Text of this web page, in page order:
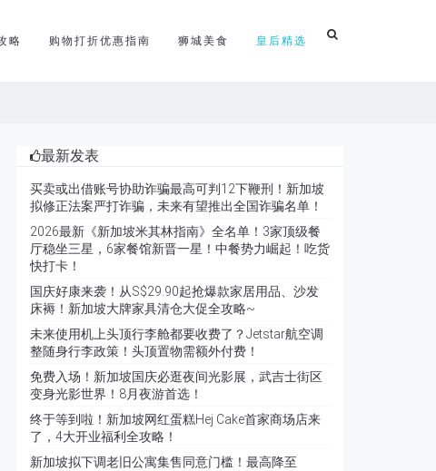
略 购物打折优惠指南 狮城美食 皇后精选
最新发表
买卖或出借账号协助诈骗最高可判12下鞭刑！新加坡
拟修正法案严打诈骗，未来有望推出全国诈骗名单！
2026最新《新加坡米其林指南》全名单！3家顶级餐
厅稳坐三星，6家餐馆新晋一星！中餐势力崛起！吃货
快打卡！
国庆好康来袭！从S$29.90起抢爆款家居用品、沙发
床褥！新加坡大牌家具清仓大促全攻略~
未来使用机上头顶行李舱都要收费了？Jetstar航空调
整随身行李政策！头顶置物需额外付费！
免费入场！新加坡国庆必逛夜间光影展，武吉士街区
变身光影世界！8月夜游首选！
终于等到啦！新加坡网红蛋糕Hej Cake首家商场店来
了，4大开业福利全攻略！
新加坡拟下调老旧公寓集售同意门槛！最高降至